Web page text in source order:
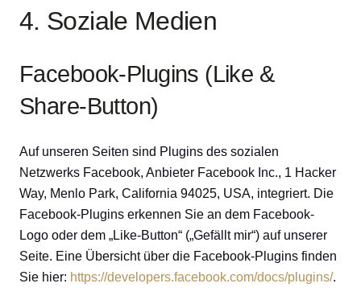
4. Soziale Medien
Facebook-Plugins (Like &
Share-Button)
Auf unseren Seiten sind Plugins des sozialen
Netzwerks Facebook, Anbieter Facebook Inc., 1 Hacker
Way, Menlo Park, California 94025, USA, integriert. Die
Facebook-Plugins erkennen Sie an dem Facebook-
Logo oder dem „Like-Button“ („Gefällt mir“) auf unserer
Seite. Eine Übersicht über die Facebook-Plugins finden
Sie hier: https://developers.facebook.com/docs/plugins/.